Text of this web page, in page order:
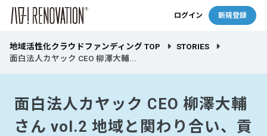
ログイン 新規登録
地域活性化クラウドファンディング TOP
STORIES
面白法人カヤック CEO 柳澤大輔...
面白法人カヤック CEO 柳澤大輔
さん vol.2 地域と関わり合い、貢